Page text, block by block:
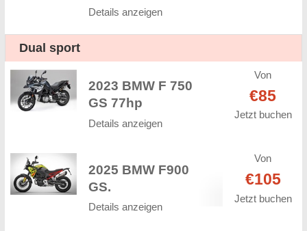
Details anzeigen
Dual sport
2023 BMW F 750
GS 77hp
Details anzeigen
Von
€85
Jetzt buchen
2025 BMW F900
GS.
Details anzeigen
Von
€105
Jetzt buchen